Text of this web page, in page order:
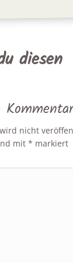
diesen
nicht
mit* markiert